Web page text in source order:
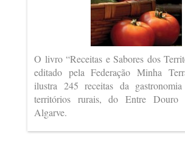
O livro “Receitas e Sabores dos
editado pela Federação Minha
ilustra 245 receitas da
territórios rurais, do Entre
Algarve.